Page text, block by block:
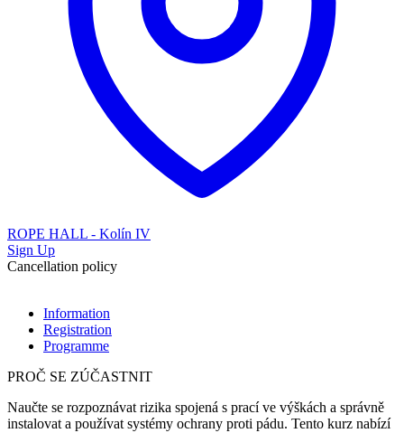
ROPE HALL - Kolín IV
Sign Up
Cancellation policy
Information
Registration
Programme
PROČ SE ZÚČASTNIT
Naučte se rozpoznávat rizika spojená s prací ve výškách a správně
instalovat a používat systémy ochrany proti pádu. Tento kurz nabízí